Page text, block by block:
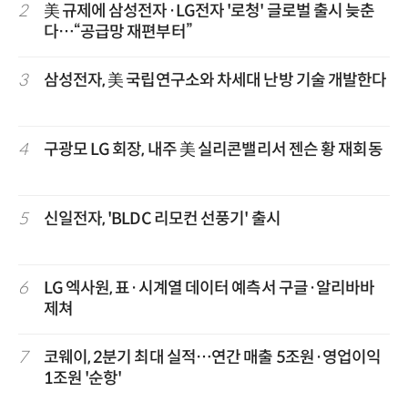
2
美 규제에 삼성전자·LG전자 '로청' 글로벌 출시 늦춘
다…“공급망 재편부터”
3 삼성전자, 美 국립연구소와 차세대 난방 기술 개발한다
4 구광모 LG 회장, 내주 美 실리콘밸리서 젠슨 황 재회동
5 신일전자, 'BLDC 리모컨 선풍기' 출시
6
LG 엑사원, 표·시계열 데이터 예측서 구글·알리바바
제쳐
7
코웨이, 2분기 최대 실적…연간 매출 5조원·영업이익
1조원 '순항'